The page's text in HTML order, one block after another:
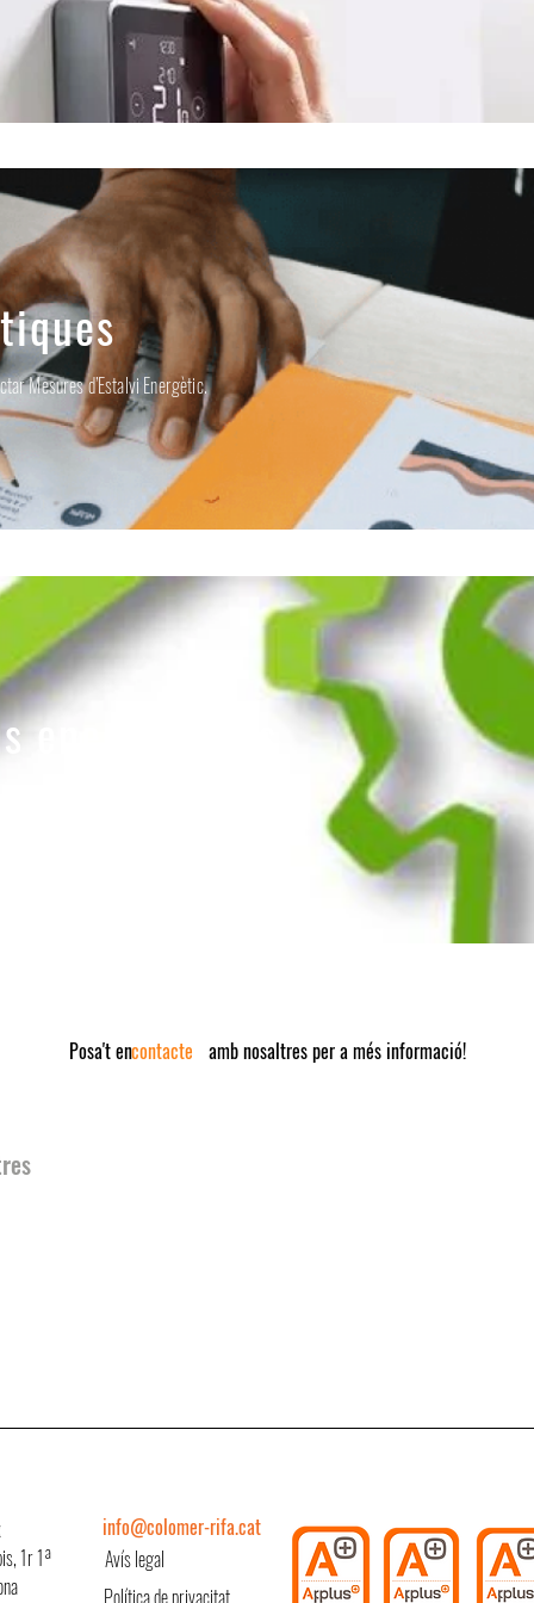
Mesures d’Estalvi Energètic.
energètiques
el procediment bàsic per la
Posa't en amb nosaltres per a més informació!
contacte
1r 1ª
info@colomer-rifa.cat
Avís legal
Política de privacitat